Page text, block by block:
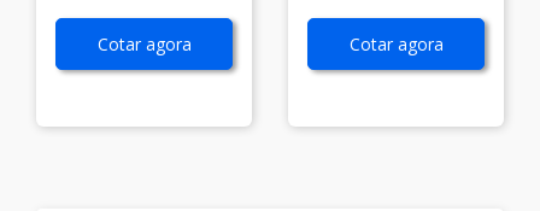
Cotar agora Cotar agora